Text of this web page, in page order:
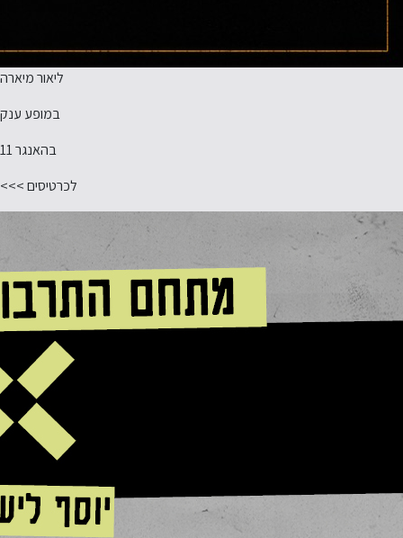
ליאור מיארה
במופע ענק
בהאנגר 11
לכרטיסים >>>